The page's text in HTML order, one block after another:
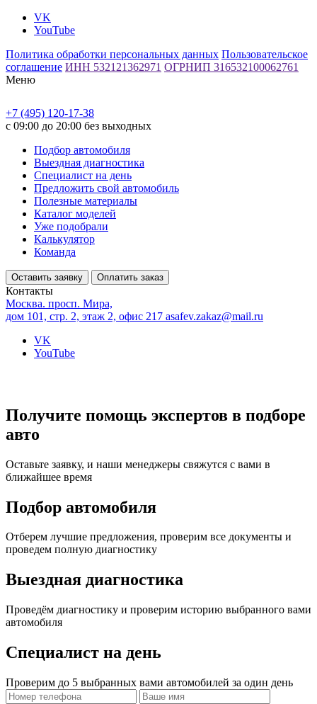
VK
YouTube
Политика обработки персональных данных Пользовательское
соглашение ИНН 532121362971 ОГРНИП 316532100062761
Меню
+7 (495) 120-17-38
с 09:00 до 20:00 без выходных
Подбор автомобиля
Выездная диагностика
Специалист на день
Предложить свой автомобиль
Полезные материалы
Каталог моделей
Уже подобрали
Калькулятор
Команда
Оставить заявку Оплатить заказ
Контакты
Москва. просп. Мира,
дом 101, стр. 2, этаж 2, офис 217 asafev.zakaz@mail.ru
VK
YouTube
Получите помощь экспертов в подборе
авто
Оставьте заявку, и наши менеджеры свяжутся с вами в
ближайшее время
Подбор автомобиля
Отберем лучшие предложения, проверим все документы и
проведем полную диагностику
Выездная диагностика
Проведём диагностику и проверим историю выбранного вами
автомобиля
Специалист на день
Проверим до 5 выбранных вами автомобилей за один день